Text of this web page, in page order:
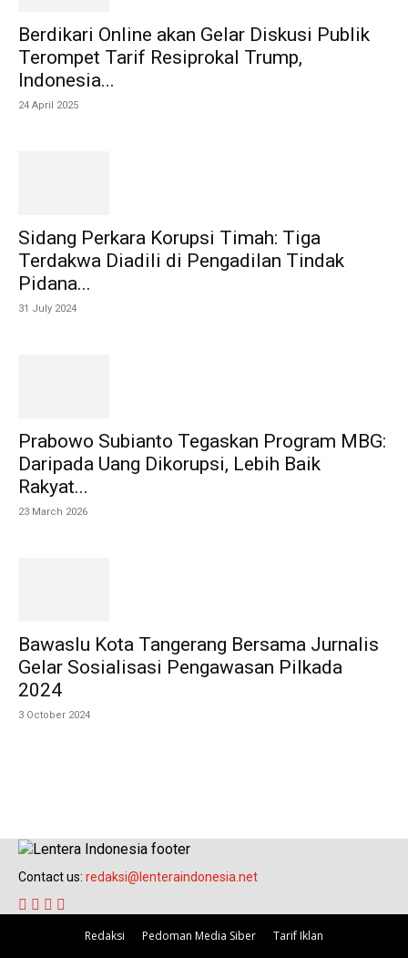
Berdikari Online akan Gelar Diskusi Publik
Terompet Tarif Resiprokal Trump,
Indonesia...
24 April 2025
Sidang Perkara Korupsi Timah: Tiga
Terdakwa Diadili di Pengadilan Tindak
Pidana...
31 July 2024
Prabowo Subianto Tegaskan Program MBG:
Daripada Uang Dikorupsi, Lebih Baik
Rakyat...
23 March 2026
Bawaslu Kota Tangerang Bersama Jurnalis
Gelar Sosialisasi Pengawasan Pilkada
2024
3 October 2024
Contact us: redaksi@lenteraindonesia.net
Redaksi Pedoman Media Siber Tarif Iklan